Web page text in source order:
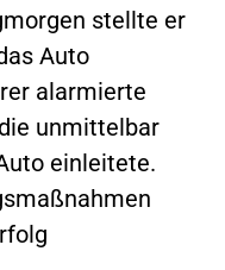
stellte er
Auto
alarmierte
unmittelbar
einleitete.